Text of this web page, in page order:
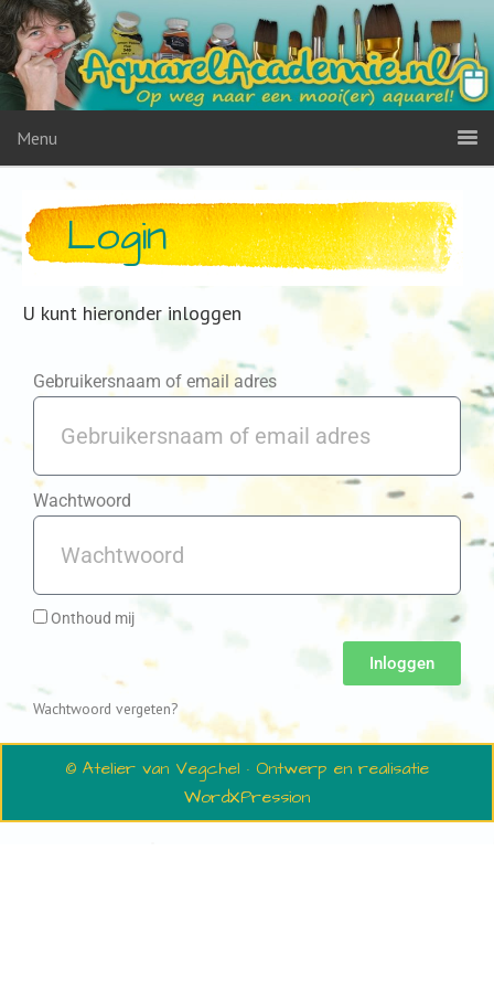
Menu
Login
U kunt hieronder inloggen
Gebruikersnaam of email adres
Wachtwoord
Onthoud mij
Inloggen
Wachtwoord vergeten?
© Atelier van Vegchel · Ontwerp en realisatie
WordXPression